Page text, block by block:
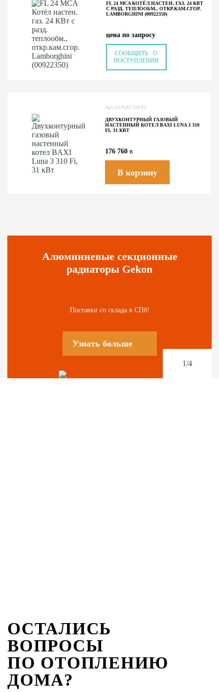
FL 24 MCA КОТЁЛ НАСТЕН. ГАЗ. 24 КВТ
С РАЗД. ТЕПЛООБМ., ОТКР.КАМ.СГОР.
LAMBORGHINI (00922350)
цена по запросу
СООБЩИТЬ О
ПОСТУПЛЕНИИ
Арт. LUNA3 310 FI
ДВУХКОНТУРНЫЙ ГАЗОВЫЙ
НАСТЕННЫЙ КОТЕЛ BAXI LUNA 3 310
FI, 31 КВТ
176 760в
В корзину
Алюминиевые секционные
радиаторы Gekon
Поставки со склада в СПб!
Узнать больше
1/4
ОСТАЛИСЬ
ВОПРОСЫ
ПО ОТОПЛЕНИЮ
ДОМА?